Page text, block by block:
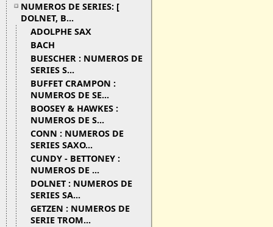
NUMEROS DE SERIES: [
DOLNET, B...
ADOLPHE SAX
BACH
BUESCHER : NUMEROS DE
SERIES S...
BUFFET CRAMPON :
NUMEROS DE SE...
BOOSEY & HAWKES :
NUMEROS DE S...
CONN : NUMEROS DE
SERIES SAXO...
CUNDY - BETTONEY :
NUMEROS DE ...
DOLNET : NUMEROS DE
SERIES SA...
GETZEN : NUMEROS DE
SERIE TROM...